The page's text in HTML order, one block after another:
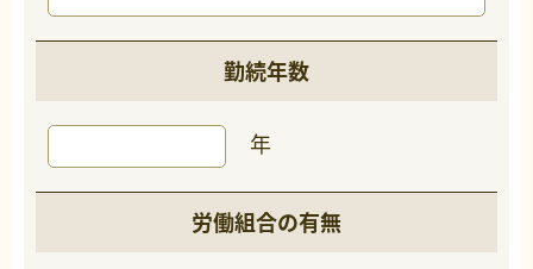
勤続年数
年
労働組合の有無